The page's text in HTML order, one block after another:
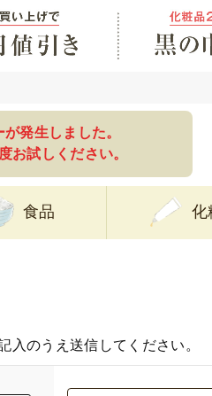
発生しました。
お試しください。
食品 化
入のうえ送信してください。